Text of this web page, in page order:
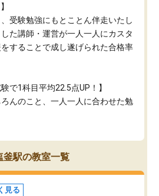
受験勉強にもとことん伴走いたし
た講師・運営が​一人一人にカスタ
することで成し遂げられた合格率
で1科目平均22.5点UP！】
んのこと、​一人一人に合わせた勉
釜駅の教室一覧
見る